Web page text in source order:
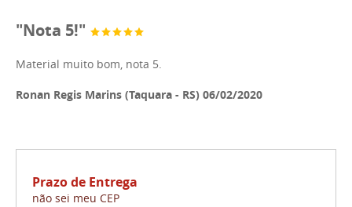
"Nota 5!"
Material muito bom, nota 5.
Ronan Regis Marins (Taquara - RS) 06/02/2020
Prazo de Entrega
não sei meu CEP